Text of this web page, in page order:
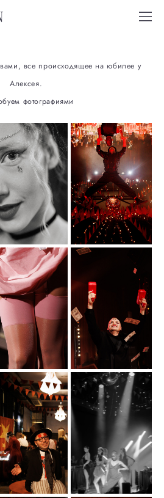
все происходящее на юбилее у
Алексея.
фотографиями